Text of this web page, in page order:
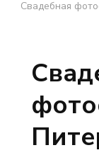
Свадебная